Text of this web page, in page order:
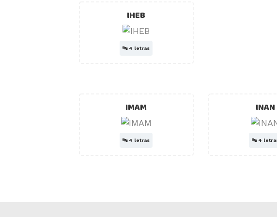
IHEB
🔤 4 letras
IMAM
🔤 4 letras
INAN
🔤 4